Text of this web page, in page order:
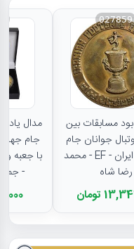
027859
مسابقات بین
جوانان جام
ولایتعهد ایران - EF - محمد
رضا شاه
تومان
مدال
-